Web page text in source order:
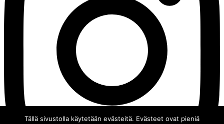
Tällä sivustolla käytetään evästeitä. Evästeet ovat pieniä